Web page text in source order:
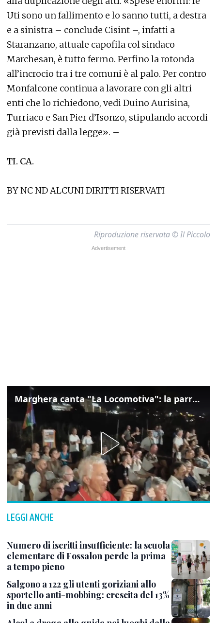
Uti sono un fallimento e lo sanno tutti, a destra
e a sinistra – conclude Cisint –, infatti a
Staranzano, attuale capofila col sindaco
Marchesan, è tutto fermo. Perfino la rotonda
all’incrocio tra i tre comuni è al palo. Per contro
Monfalcone continua a lavorare con gli altri
enti che lo richiedono, vedi Duino Aurisina,
Turriaco e San Pier d’Isonzo, stipulando accordi
già previsti dalla legge». –
TI. CA.
BY NC ND ALCUNI DIRITTI RISERVATI
Riproduzione riservata © Il Piccolo
Marghera canta "La Locomotiva": la parrocchia della Cita ricorda Guccini
LEGGI ANCHE
Numero di iscritti insufficiente: la scuola
elementare di Fossalon perde la prima
a tempo pieno
Salgono a 122 gli utenti goriziani allo
sportello anti-mobbing: crescita del 13%
in due anni